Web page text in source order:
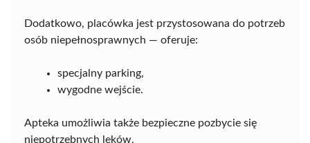
Dodatkowo, placówka jest przystosowana do potrzeb
osób niepełnosprawnych — oferuje:
specjalny parking,
wygodne wejście.
Apteka umożliwia także bezpieczne pozbycie się
niepotrzebnych leków.